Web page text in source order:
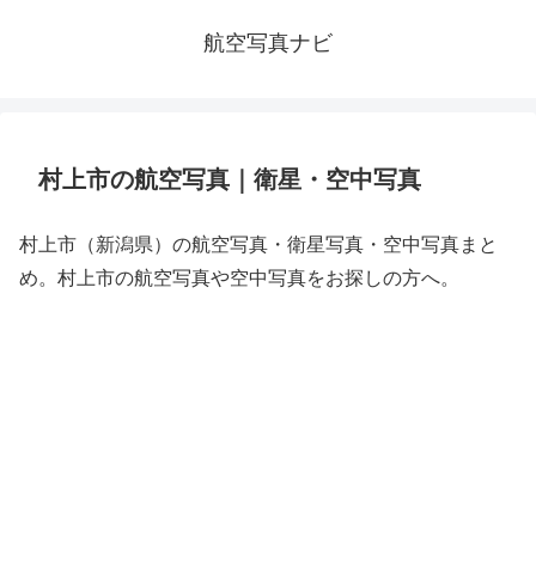
航空写真ナビ
村上市の航空写真｜衛星・空中写真
村上市（新潟県）の航空写真・衛星写真・空中写真まと
め。村上市の航空写真や空中写真をお探しの方へ。